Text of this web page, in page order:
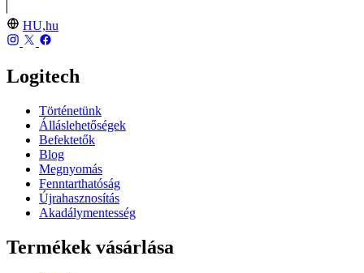
HU,hu
Logitech
Történetünk
Álláslehetőségek
Befektetők
Blog
Megnyomás
Fenntarthatóság
Újrahasznosítás
Akadálymentesség
Termékek vásárlása